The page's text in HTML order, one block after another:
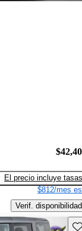
El precio incluye tasas
$812/mes
Verif. disponibilidad